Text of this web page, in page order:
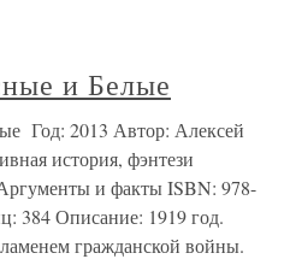
и Белые
Год: 2013 Автор: Алексей
история, фэнтези
и факты ISBN: 978-
384 Описание: 1919 год.
гражданской войны.